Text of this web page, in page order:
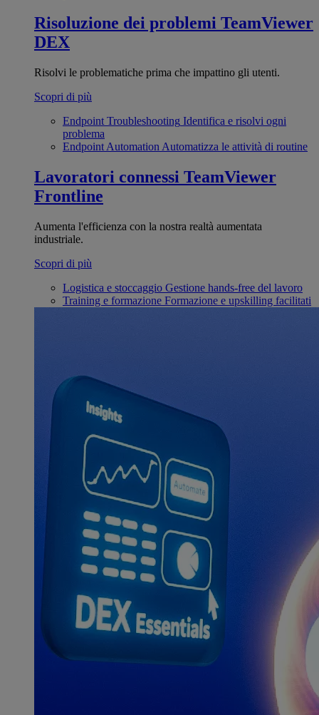
Risoluzione dei problemi TeamViewer
DEX
Risolvi le problematiche prima che impattino gli utenti.
Scopri di più
Endpoint Troubleshooting Identifica e risolvi ogni
problema
Endpoint Automation Automatizza le attività di routine
Lavoratori connessi TeamViewer
Frontline
Aumenta l'efficienza con la nostra realtà aumentata
industriale.
Scopri di più
Logistica e stoccaggio Gestione hands-free del lavoro
Training e formazione Formazione e upskilling facilitati